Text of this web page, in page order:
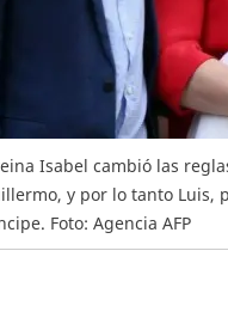
Isabel cambió las
y por lo tanto Luis,
Foto: Agencia AFP